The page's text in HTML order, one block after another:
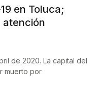
en Toluca;
atención
de 2020. La capital del
muerto por